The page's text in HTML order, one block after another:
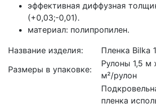
эффективная диффузная
(+0,03;-0,01).
материал: полипропилен.
Название изделия:
Пленка Bilka
Размеры в упаковке:
Рулоны 1,5 м
м²/рулон
пленка